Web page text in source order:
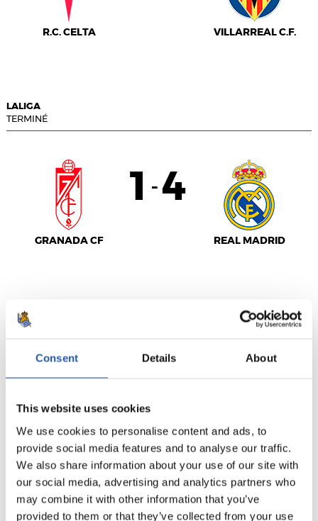
Consent Details About
This website uses cookies
We use cookies to personalise content and ads, to
provide social media features and to analyse our traffic.
We also share information about your use of our site with
our social media, advertising and analytics partners who
may combine it with other information that you’ve
provided to them or that they’ve collected from your use
R.C. CELTA VILLARREAL C.F.
LALIGA
TERMINÉ
GRANADA CF
1 - 4
REAL MADRID
LALIGA
TERMINÉ
SEVILLA F.C.
2
DEPORTIVO
ALAVÉS